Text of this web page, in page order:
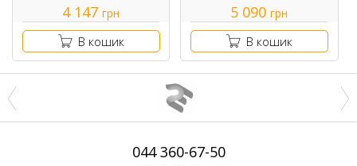
4 147 грн
В кошик
5 090 грн
В кошик
044360-67-50